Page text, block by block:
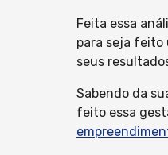
Feita essa
para seja feito
seus
Sabendo da
feito essa